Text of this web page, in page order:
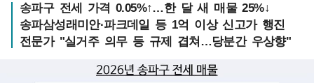
송파구 전세 가격 0.05%↑…한 달 새 매물 25%↓
송파삼성래미안·파크데일 등 1억 이상 신고가 행진
전문가 "실거주 의무 등 규제 겹쳐…당분간 우상향"